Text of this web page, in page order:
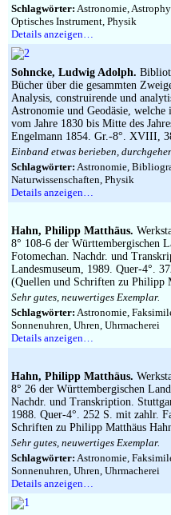
Schlagwörter: Astronomie,
Optisches Instrument, Physik
Details anzeigen…
Sohncke, Ludwig Adolph.
Bücher über die gesammten
Analysis, construirende und
Astronomie und Geodäsie, welche
vom Jahre 1830 bis Mitte des
Engelmann 1854. Gr.-8°. XVIII,
Einband etwas berieben,
Schlagwörter: Astronomie,
Naturwissenschaften, Physik
Details anzeigen…
Hahn, Philipp Matthäus.
8° 108-6 der Württembergischen
Fotomechan. Nachdr. und
Landesmuseum, 1989. Quer-4°.
(Quellen und Schriften zu Philipp
Sehr gutes, neuwertiges Exemplar.
Schlagwörter: Astronomie,
Sonnenuhren, Uhren, Uhrmacherei
Details anzeigen…
Hahn, Philipp Matthäus.
8° 26 der Württembergischen
Nachdr. und Transkription.
1988. Quer-4°. 252 S. mit zahlr.
Schriften zu Philipp Matthäus
Sehr gutes, neuwertiges Exemplar.
Schlagwörter: Astronomie,
Sonnenuhren, Uhren, Uhrmacherei
Details anzeigen…